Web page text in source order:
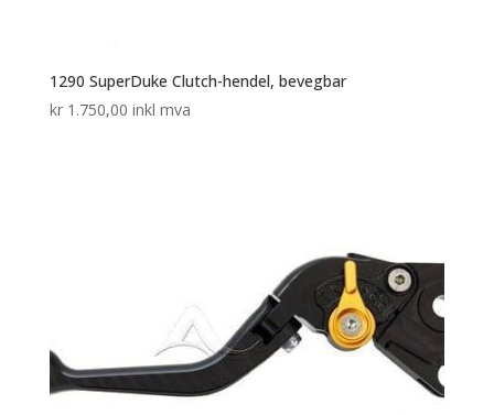
1290 SuperDuke Clutch-hendel, bevegbar
kr1.750,00 inkl mva